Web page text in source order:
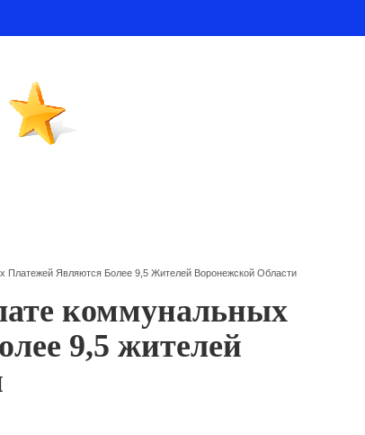
Являются Более 9,5 Жителей Воронежской Области
коммунальных
9,5 жителей